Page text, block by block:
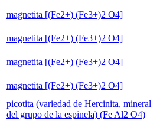
magnetita [(Fe2+) (Fe3+)2 O4]
magnetita [(Fe2+) (Fe3+)2 O4]
magnetita [(Fe2+) (Fe3+)2 O4]
magnetita [(Fe2+) (Fe3+)2 O4]
picotita (variedad de Hercinita, mineral
del grupo de la espinela) (Fe Al2 O4)